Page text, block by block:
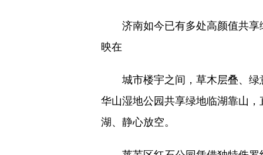
济南如今已有多处高颜值共享
映在
城市楼宇之间，草木层叠、绿
华山湿地公园共享绿地临湖靠山
湖、静心放空。